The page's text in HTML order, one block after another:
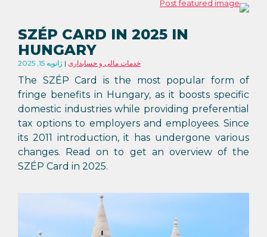
SZÉP CARD IN 2025 IN
HUNGARY
ژانویه 15, 2025 خدمات مالی و حسابداری
The SZÉP Card is the most popular form of
fringe benefits in Hungary, as it boosts specific
domestic industries while providing preferential
tax options to employers and employees. Since
its 2011 introduction, it has undergone various
changes. Read on to get an overview of the
SZÉP Card in 2025.